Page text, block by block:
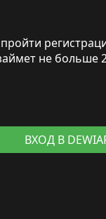
не больше
ВХОД В